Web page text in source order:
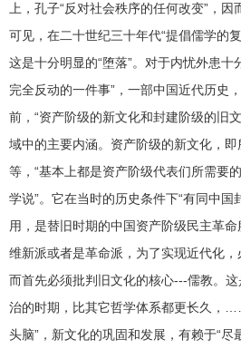
上，孔子“反对社会秩序的任何改变”，
可见，在二十世纪三十年代“提倡儒学的
这是十分明显的“堕落”。对于内忧外患十
完全反动的一件事”，一部中国近代历史
前，“资产阶级的新文化和封建阶级的旧
域中的主要内涵。资产阶级的新文化，
等，“基本上都是资产阶级代表们所需要
学说”。它在当时的历史条件下“有同中
用，是替旧时期的中国资产阶级民主革
维新派或者是革命派，为了实现近代化，
而首先必须批判旧文化的核心---儒教。
治的时期，比其它哲学体系都更长久，
头脑”，新文化的巩固和发展，有赖于“尽